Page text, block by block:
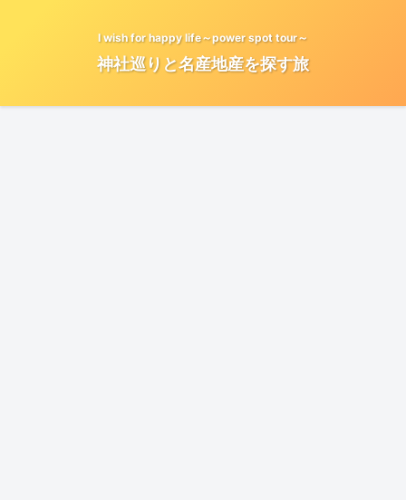
I wish for happy life～power spot tour～
神社巡りと名産地産を探す旅